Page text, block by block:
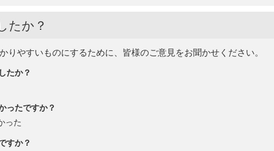
たか？
りやすいものにするために、皆様のご意見をお聞かせください。
たか？
ったですか？
った
すか？